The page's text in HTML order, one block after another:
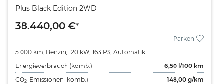
Plus Black Edition 2WD
38.440,00 €*
Parken
5.000 km, Benzin, 120 kW, 163 PS, Automatik
Energieverbrauch (komb.)
6,50 l/100 km
CO2-Emissionen (komb.) 148,00 g/km